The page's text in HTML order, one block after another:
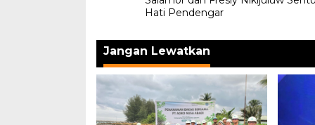
Hati Pendengar
Jangan Lewatkan